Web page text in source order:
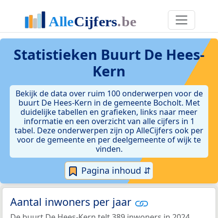
Statistieken Buurt De Hees-
Kern
Bekijk de data over ruim 100 onderwerpen voor de
buurt De Hees-Kern in de gemeente Bocholt. Met
duidelijke tabellen en grafieken, links naar meer
informatie en een overzicht van alle cijfers in 1
tabel. Deze onderwerpen zijn op AlleCijfers ook per
voor de gemeente en per deelgemeente of wijk te
vinden.
Pagina inhoud ⇵
Aantal inwoners per jaar